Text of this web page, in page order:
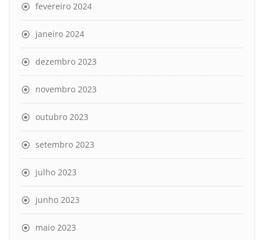
fevereiro 2024
janeiro 2024
dezembro 2023
novembro 2023
outubro 2023
setembro 2023
julho 2023
junho 2023
maio 2023